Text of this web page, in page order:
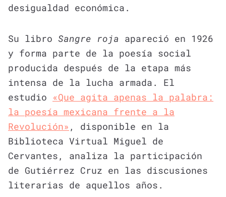
desigualdad económica.
Su libro Sangre roja apareció en 1926
y forma parte de la poesía social
producida después de la etapa más
intensa de la lucha armada. El
estudio «Que agita apenas la palabra:
la poesía mexicana frente a la
Revolución» , disponible en la
Biblioteca Virtual Miguel de
Cervantes, analiza la participación
de Gutiérrez Cruz en las discusiones
literarias de aquellos años.